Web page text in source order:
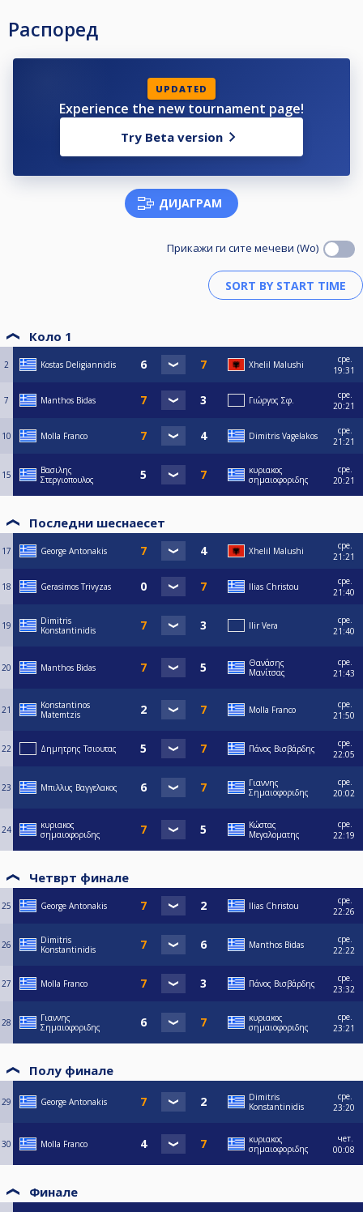
Распоред
UPDATED
Experience the new tournament page!
Try Beta version
ДИЈАГРАМ
Прикажи ги сите мечеви (Wo)
Коло 1
2 Kostas Deligiannidis Xhelil Malushi
сре.
19:31
7 Manthos Bidas Γιώργος Σφ.
сре.
20:21
10 Molla Franco Dimitris Vagelakos
сре.
21:21
15
Βασιλης
Στεργιοπουλος
κυριακος
σημαιοφοριδης
сре.
20:21
Последни шеснаесет
17 George Antonakis Xhelil Malushi
сре.
21:21
18 Gerasimos Trivyzas Ilias Christou
сре.
21:40
19
Dimitris
Konstantinidis
Ilir Vera
сре.
21:40
20 Manthos Bidas
Θανάσης
Μανίτσας
сре.
21:43
21
Konstantinos
Matemtzis
Molla Franco
сре.
21:50
22 Δημητρης Τσιουτας Πάνος Βισβάρδης
сре.
22:05
23 Μπιλλυς Βαγγελακος
Γιαννης
Σημαιοφοριδης
сре.
20:02
24
κυριακος
σημαιοφοριδης
Κώστας
Μεγαλοματης
сре.
22:19
Четврт финале
25 George Antonakis Ilias Christou
сре.
22:26
26
Dimitris
Konstantinidis
Manthos Bidas
сре.
22:22
27 Molla Franco Πάνος Βισβάρδης
сре.
23:32
28
Γιαννης
Σημαιοφοριδης
κυριακος
σημαιοφοριδης
сре.
23:21
Полу финале
29 George Antonakis
Dimitris
Konstantinidis
сре.
23:20
30 Molla Franco
κυριακος
σημαιοφοριδης
чет.
00:08
Финале